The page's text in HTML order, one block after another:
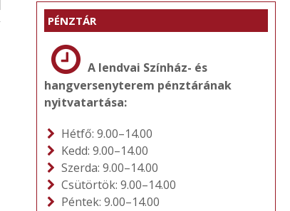
PÉNZTÁR
A lendvai Színház- és
hangversenyterem pénztárának
nyitvatartása:
Hétfő: 9.00–14.00
Kedd: 9.00–14.00
Szerda: 9.00–14.00
Csütörtök: 9.00–14.00
Péntek: 9.00–14.00